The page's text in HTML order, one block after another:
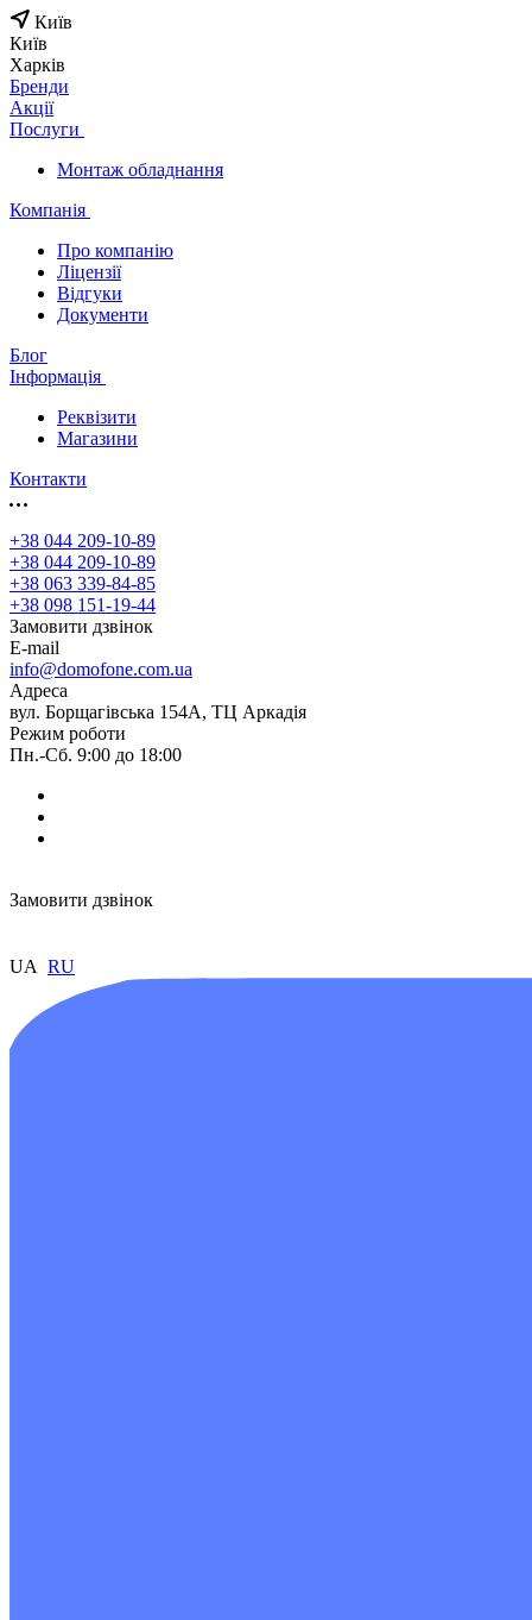
Київ
Київ
Харків
Бренди
Акції
Послуги
Монтаж обладнання
Компанія
Про компанію
Ліцензії
Відгуки
Документи
Блог
Інформація
Реквізити
Магазини
Контакти
+38 044 209-10-89
+38 044 209-10-89
+38 063 339-84-85
+38 098 151-19-44
Замовити дзвінок
E-mail
info@domofone.com.ua
Адреса
вул. Борщагівська 154А, ТЦ Аркадія
Режим роботи
Пн.-Сб. 9:00 до 18:00
Замовити дзвінок
UA RU